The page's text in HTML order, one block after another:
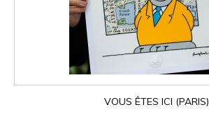
VOUS ÊTES ICI (PARIS)